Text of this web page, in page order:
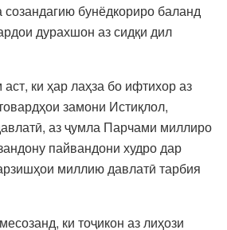
бунёдкориро баланд
дурахшон аз сидқи дил
ки ҳар лаҳза бо ифтихор аз
замони Истиқлол,
аз ҷумла Парчами миллиро
пайвандони худро дар
миллию давлатӣ тарбия
ки тоҷикон аз лиҳози